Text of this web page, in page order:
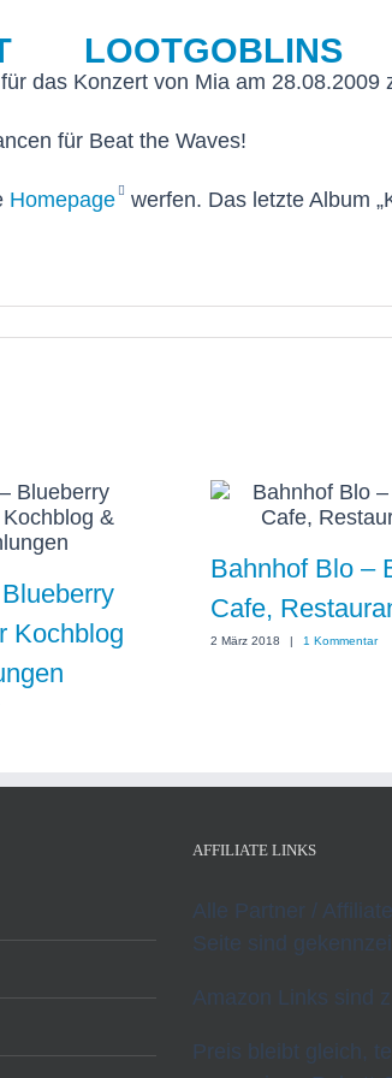
LOOTGOBLINS
das Konzert von Mia am 28.08.2009
für Beat the Waves!
Homepage werfen. Das letzte Album
Kochblog
Bahnhof Blo –
Cafe,
2 März 2018 | 1 Kommentar
AFFILIATE LINKS
Alle Partner /
Seite sind
Amazon Links sind
Preis bleibt gleich,